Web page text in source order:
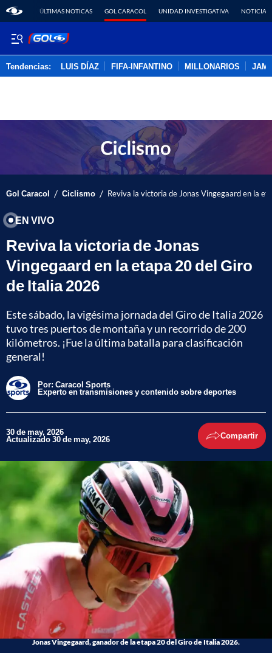
ÚLTIMAS NOTICAS GOL CARACOL UNIDAD INVESTIGATIVA NOTICIAS
Tendencias: LUIS DÍAZ FIFA-INFANTINO MILLONARIOS
Gol Caracol / Ciclismo / Reviva la victoria de Jonas Vingegaard en la
EN VIVO
Reviva la victoria de Jonas
Vingegaard en la etapa 20 del Giro
de Italia 2026
Este sábado, la vigésima jornada del Giro de Italia 2026
tuvo tres puertos de montaña y un recorrido de 200
kilómetros. ¡Fue la última batalla para clasificación
general!
Por: Caracol Sports
Experto en transmisiones y contenido sobre deportes
30 de may, 2026
Actualizado 30 de may, 2026 Compartir
Jonas Vingegaard, ganador de la etapa 20 del Giro de Italia 2026.